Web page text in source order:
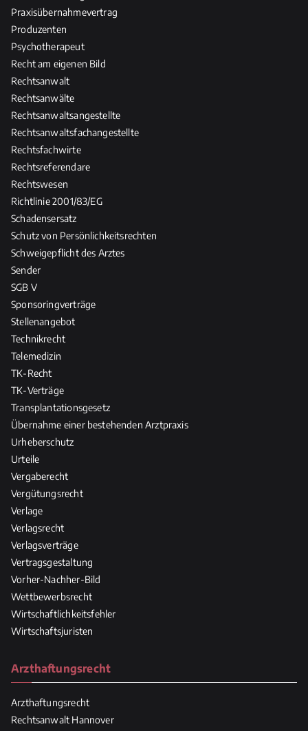
Praxisübernahmevertrag
Produzenten
Psychotherapeut
Recht am eigenen Bild
Rechtsanwalt
Rechtsanwälte
Rechtsanwaltsangestellte
Rechtsanwaltsfachangestellte
Rechtsfachwirte
Rechtsreferendare
Rechtswesen
Richtlinie 2001/83/EG
Schadensersatz
Schutz von Persönlichkeitsrechten
Schweigepflicht des Arztes
Sender
SGB V
Sponsoringverträge
Stellenangebot
Technikrecht
Telemedizin
TK-Recht
TK-Verträge
Transplantationsgesetz
Übernahme einer bestehenden Arztpraxis
Urheberschutz
Urteile
Vergaberecht
Vergütungsrecht
Verlage
Verlagsrecht
Verlagsverträge
Vertragsgestaltung
Vorher-Nachher-Bild
Wettbewerbsrecht
Wirtschaftlichkeitsfehler
Wirtschaftsjuristen
Arzthaftungsrecht
Arzthaftungsrecht
Rechtsanwalt Hannover